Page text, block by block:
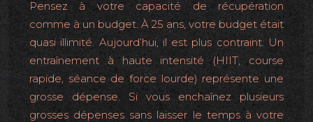
Pensez à votre capacité de récupération
comme à un budget. À 25 ans, votre budget était
quasi illimité. Aujourd’hui, il est plus contraint. Un
entraînement à haute intensité (HIIT, course
rapide, séance de force lourde) représente une
grosse dépense. Si vous enchaînez plusieurs
grosses dépenses sans laisser le temps à votre